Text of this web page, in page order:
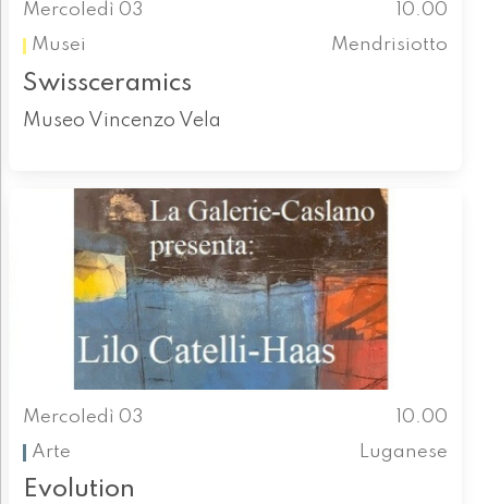
Mercoledì 03
10.00
Musei
Mendrisiotto
Swissceramics
Museo Vincenzo Vela
Mercoledì 03
10.00
Arte
Luganese
Evolution